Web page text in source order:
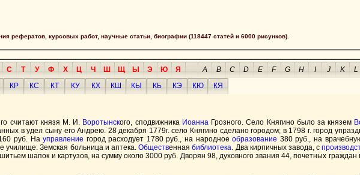
рефератов, курсовых работ, научные статьи, биографии (118447 статей и 6000 рисунков).
С Т У Ф Х Ц Ч Ш Щ Ы Э Ю Я A B C D E F G H I J K L
КР КС КТ КУ КХ КШ КЫ КЬ КЭ КЮ
КЯ
считают князя М. И. Воротынского, сподвижника Иоанна Грозного. Село Княгино было за князем
в удел сыну его Андрею. 28 декабря 1779г. село Княгино сделано городом; в 1798 г. город
руб. Науправление город расходует 1780 руб., на народноеобразование 380 руб., на
училище. Земская больница и аптека.Общественнаябиблиотека. Два кирпичных завода, с
шапок и картузов, на сумму около 3000 руб. Дворян 98, духовного звания 44, почетных